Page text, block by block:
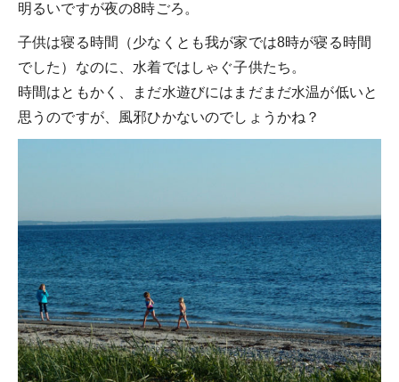
明るいですが夜の8時ごろ。
子供は寝る時間（少なくとも我が家では8時が寝る時間
でした）なのに、水着ではしゃぐ子供たち。
時間はともかく、まだ水遊びにはまだまだ水温が低いと
思うのですが、風邪ひかないのでしょうかね？